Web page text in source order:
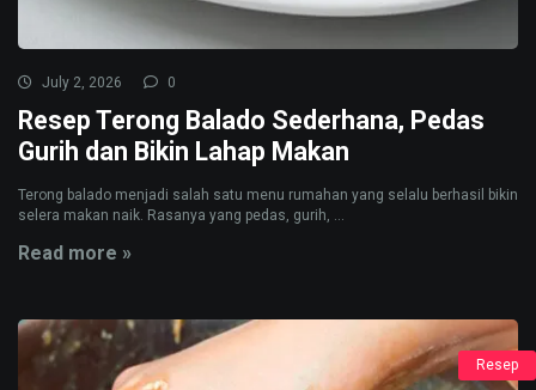
July 2, 2026 0
Resep Terong Balado Sederhana, Pedas
Gurih dan Bikin Lahap Makan
Terong balado menjadi salah satu menu rumahan yang selalu berhasil bikin
selera makan naik. Rasanya yang pedas, gurih, ...
Read more »
Resep